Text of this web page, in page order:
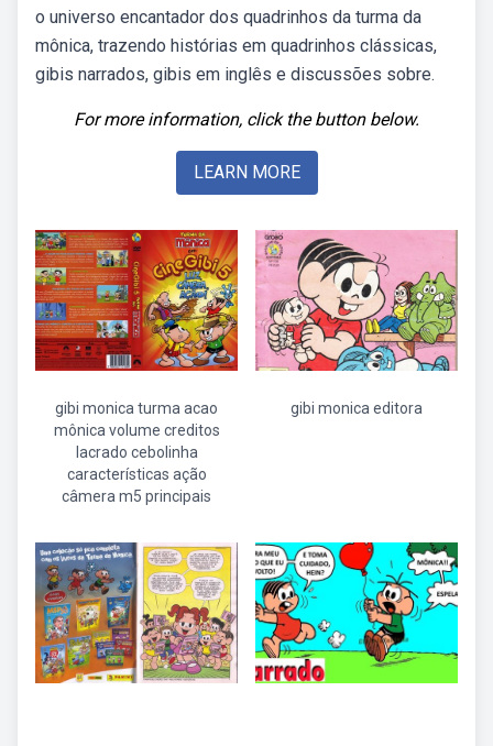
o universo encantador dos quadrinhos da turma da
mônica, trazendo histórias em quadrinhos clássicas,
gibis narrados, gibis em inglês e discussões sobre.
For more information, click the button below.
LEARN MORE
gibi monica turma acao
mônica volume creditos
lacrado cebolinha
características ação
câmera m5 principais
gibi monica editora